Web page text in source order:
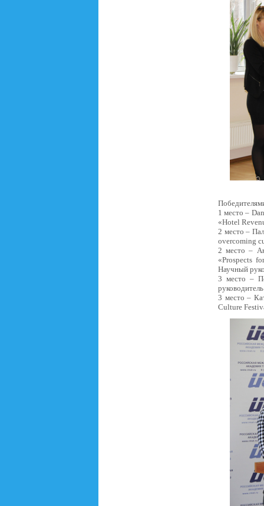
1 место –
«Hotel
2 место –
overcoming
2 место –
«Prospects
Научный
3 место –
3 место –
Culture